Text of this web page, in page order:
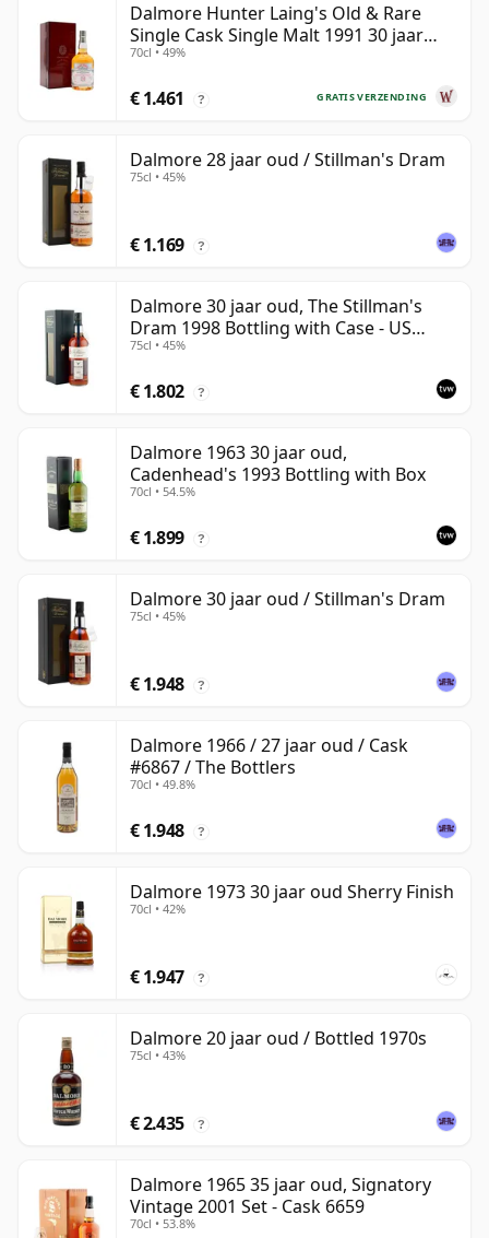
Dalmore Hunter Laing's Old & Rare
Single Cask Single Malt 1991 30 jaar
oud
70cl • 49%
GRATIS VERZENDING
€ 1.461 ?
Dalmore 28 jaar oud / Stillman's Dram
75cl • 45%
€ 1.169 ?
Dalmore 30 jaar oud, The Stillman's
Dram 1998 Bottling with Case - US
Import
75cl • 45%
€ 1.802 ?
Dalmore 1963 30 jaar oud,
Cadenhead's 1993 Bottling with Box
70cl • 54.5%
€ 1.899 ?
Dalmore 30 jaar oud / Stillman's Dram
75cl • 45%
€ 1.948 ?
Dalmore 1966 / 27 jaar oud / Cask
#6867 / The Bottlers
70cl • 49.8%
€ 1.948 ?
Dalmore 1973 30 jaar oud Sherry Finish
70cl • 42%
€ 1.947 ?
Dalmore 20 jaar oud / Bottled 1970s
75cl • 43%
€ 2.435 ?
Dalmore 1965 35 jaar oud, Signatory
Vintage 2001 Set - Cask 6659
70cl • 53.8%